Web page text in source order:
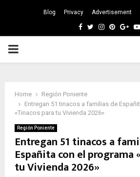
Blog Privacy Advertisement
Facebook
TwitterInstagram
Pinterest
PRIMARY
Home
Región Poniente
Entregan 51 tinacos a familias de
«Tinacos para tu Vivienda 2026»
Región Poniente
Entregan 51 tinacos a
Españita con el programa
tu Vivienda 2026»